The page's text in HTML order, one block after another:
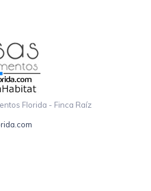
Florida - Finca Raíz